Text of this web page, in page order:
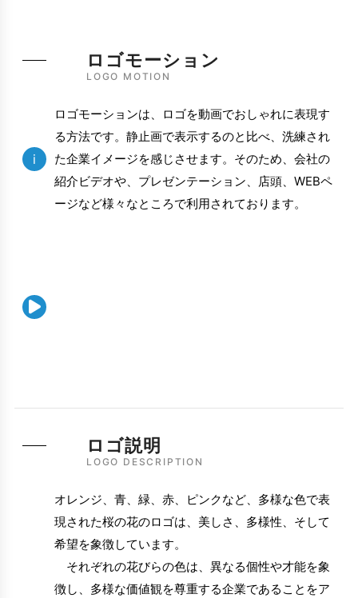
LOGO MOTION
ロゴモーション
i
ロゴモーションは、ロゴを動画でおしゃれに表現す
る方法です。静止画で表示するのと比べ、洗練され
た企業イメージを感じさせます。そのため、会社の
紹介ビデオや、プレゼンテーション、店頭、WEBペ
ージなど様々なところで利用されております。

LOGO DESCRIPTION
ロゴ説明
オレンジ、青、緑、赤、ピンクなど、多様な色で表
現された桜の花のロゴは、美しさ、多様性、そして
希望を象徴しています。
それぞれの花びらの色は、異なる個性や才能を象
徴し、多様な価値観を尊重する企業であることをア